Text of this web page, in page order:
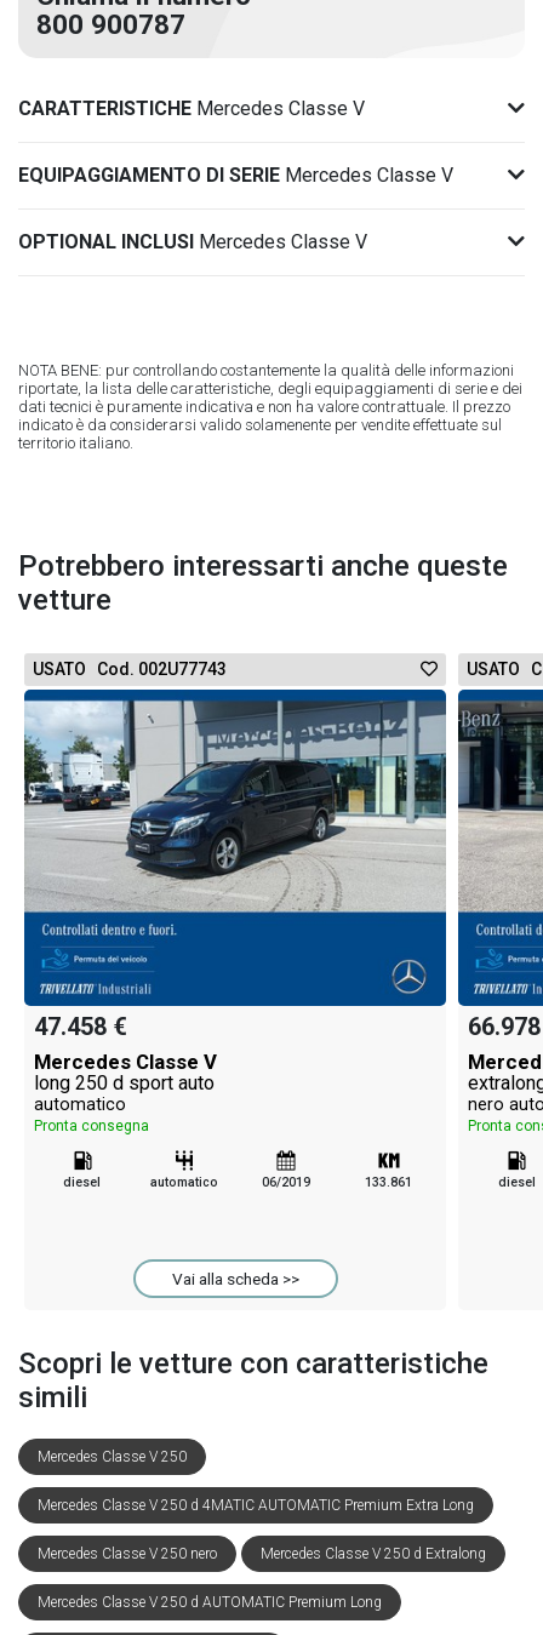
800 900787
CARATTERISTICHE Mercedes Classe V
EQUIPAGGIAMENTO DI SERIE Mercedes Classe V
OPTIONAL INCLUSI Mercedes Classe V
NOTA BENE: pur controllando costantemente la qualità delle informazioni
riportate, la lista delle caratteristiche, degli equipaggiamenti di serie e dei
dati tecnici è puramente indicativa e non ha valore contrattuale. Il prezzo
indicato è da considerarsi valido solamenente per vendite effettuate sul
territorio italiano.
Potrebbero interessarti anche queste
vetture
USATO Cod. 002U77743
47.458 €
Mercedes Classe V
long 250 d sport auto
automatico
Pronta consegna
diesel automatico 06/2019 133.861
Vai alla scheda >>
USATO
nero
Pronta
diesel
Scopri le vetture con caratteristiche
simili
Mercedes Classe V 250
Mercedes Classe V 250 d 4MATIC AUTOMATIC Premium Extra Long
Mercedes Classe V 250 nero Mercedes Classe V 250 d Extralong
Mercedes Classe V 250 d AUTOMATIC Premium Long